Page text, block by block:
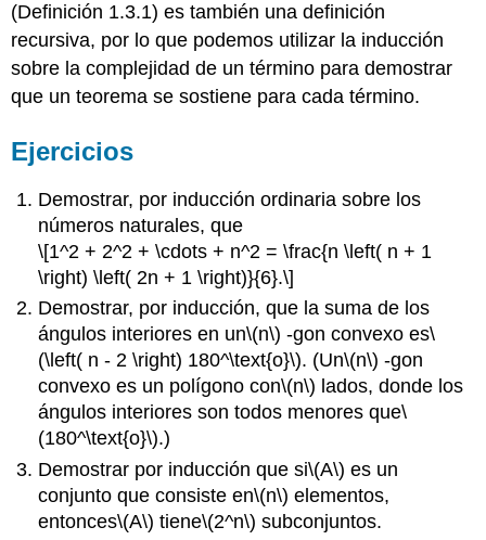
(Definición 1.3.1) es también una definición
recursiva, por lo que podemos utilizar la inducción
sobre la complejidad de un término para demostrar
que un teorema se sostiene para cada término.
Ejercicios
Demostrar, por inducción ordinaria sobre los
números naturales, que
\[1^2 + 2^2 + \cdots + n^2 = \frac{n \left( n + 1
\right) \left( 2n + 1 \right)}{6}.\]
Demostrar, por inducción, que la suma de los
ángulos interiores en un\(n\) -gon convexo es\
(\left( n - 2 \right) 180^\text{o}\). (Un\(n\) -gon
convexo es un polígono con\(n\) lados, donde los
ángulos interiores son todos menores que\
(180^\text{o}\).)
Demostrar por inducción que si\(A\) es un
conjunto que consiste en\(n\) elementos,
entonces\(A\) tiene\(2^n\) subconjuntos.